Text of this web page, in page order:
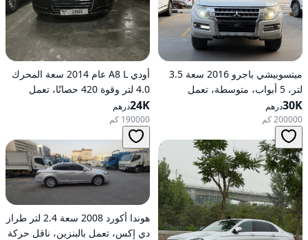
ميتسوبيشي باجرو 2016 سعة 3.5
لتر، 5 أبواب، متوسطة، تعمل
بالبنزين، أوتوماتيكية، دفع رباعي
30Kدرهم
200000 كم
أودي A8 L عام 2014 سعة المحرك
4.0 لتر وقوة 420 حصانًا، تعمل
بالبنزين، ناقل حركة أوتوماتيكي، دفع
كلي للعجلات
24Kدرهم
190000 كم
هوندا أكورد 2008 سعة 2.4 لتر طراز
دي إكس، تعمل بالبنزين، ناقل حركة